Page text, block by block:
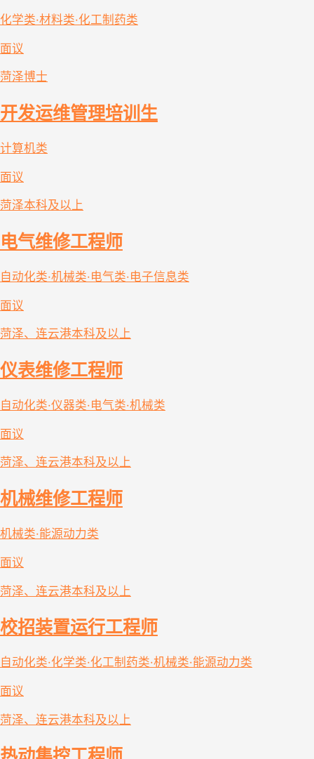
化学类·材料类·化工制药类
面议
菏泽博士
开发运维管理培训生
计算机类
面议
菏泽本科及以上
电气维修工程师
自动化类·机械类·电气类·电子信息类
面议
菏泽、连云港本科及以上
仪表维修工程师
自动化类·仪器类·电气类·机械类
面议
菏泽、连云港本科及以上
机械维修工程师
机械类·能源动力类
面议
菏泽、连云港本科及以上
校招装置运行工程师
自动化类·化学类·化工制药类·机械类·能源动力类
面议
菏泽、连云港本科及以上